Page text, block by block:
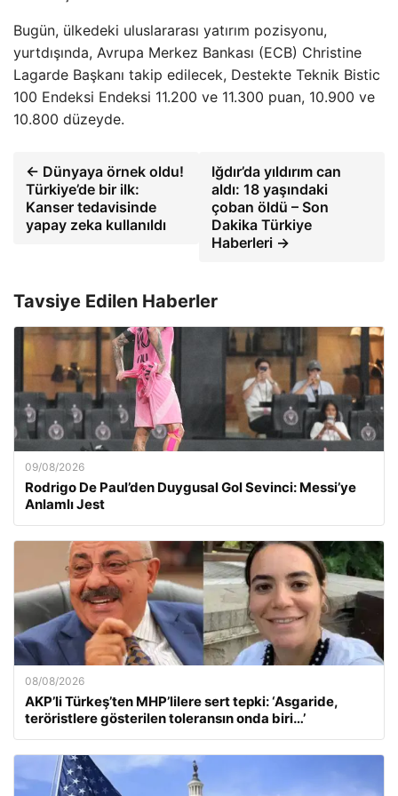
Bugün, ülkedeki uluslararası yatırım pozisyonu,
yurtdışında, Avrupa Merkez Bankası (ECB) Christine
Lagarde Başkanı takip edilecek, Destekte Teknik Bistic
100 Endeksi Endeksi 11.200 ve 11.300 puan, 10.900 ve
10.800 düzeyde.
← Dünyaya örnek oldu!
Türkiye’de bir ilk:
Kanser tedavisinde
yapay zeka kullanıldı
Iğdır’da yıldırım can
aldı: 18 yaşındaki
çoban öldü – Son
Dakika Türkiye
Haberleri →
Tavsiye Edilen Haberler
09/08/2026
Rodrigo De Paul’den Duygusal Gol Sevinci: Messi’ye
Anlamlı Jest
08/08/2026
AKP’li Türkeş’ten MHP’lilere sert tepki: ‘Asgaride,
teröristlere gösterilen toleransın onda biri…’